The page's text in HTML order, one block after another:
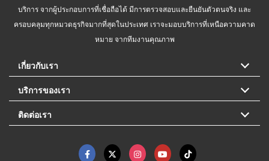
บริการ จากผู้ประกอบการที่เชื่อถือได้ มีการตรวจสอบและยืนยันตัวตนจริง และ
ครอบคลุมทุกหมวดธุรกิจมากที่สุดในประเทศ เราจะมอบบริการที่เหนือความคาด
หมาย จากทีมงานคุณภาพ
เกี่ยวกับเรา
บริการของเรา
ติดต่อเรา